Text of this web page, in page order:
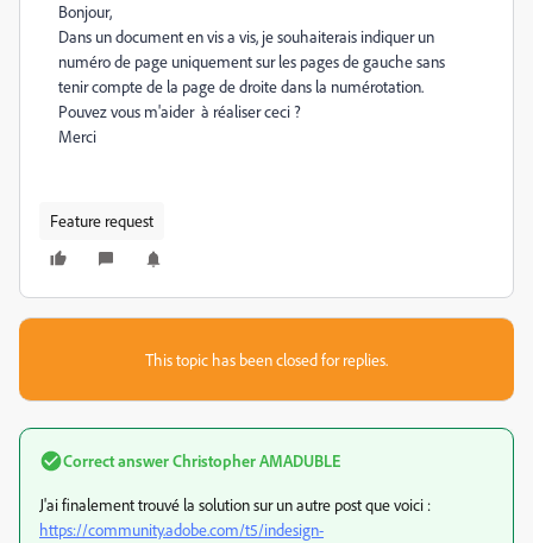
Bonjour,
Dans un document en vis a vis, je souhaiterais indiquer un
numéro de page uniquement sur les pages de gauche sans
tenir compte de la page de droite dans la numérotation.
Pouvez vous m'aider à réaliser ceci ?
Merci
Feature request
This topic has been closed for replies.
Correct answerChristopher AMADUBLE
J'ai finalement trouvé la solution sur un autre post que voici :
https://community.adobe.com/t5/indesign-